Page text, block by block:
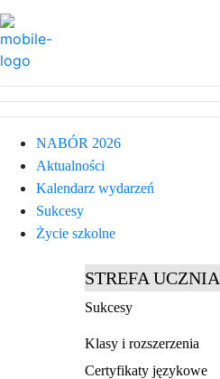
NABÓR 2026
Aktualności
Kalendarz wydarzeń
Sukcesy
Życie szkolne
STREFA UCZNIA
Sukcesy
Klasy i rozszerzenia
Certyfikaty językowe